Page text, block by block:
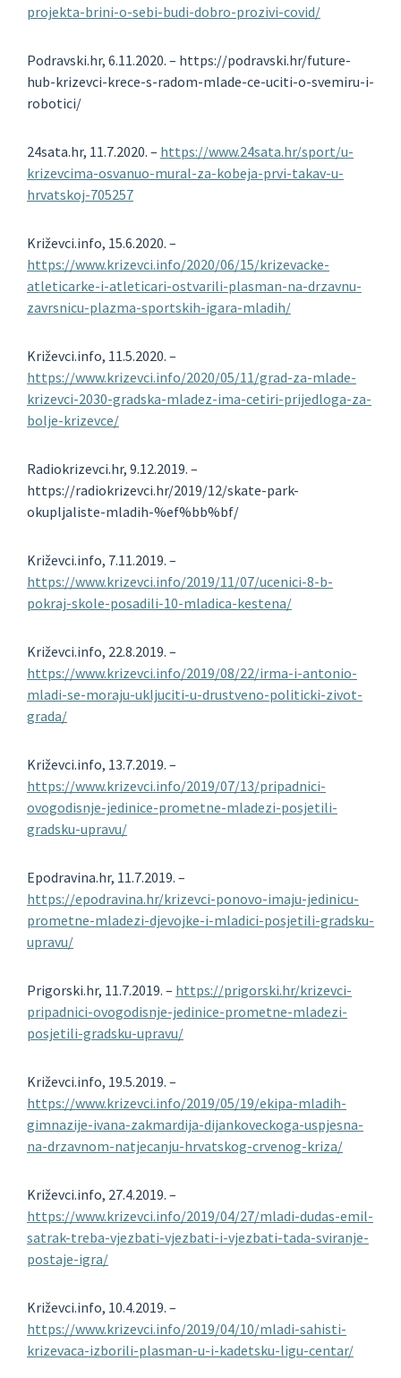
projekta-brini-o-sebi-budi-dobro-prozivi-covid/
Podravski.hr, 6.11.2020. – https://podravski.hr/future-
hub-krizevci-krece-s-radom-mlade-ce-uciti-o-svemiru-i-
robotici/
24sata.hr, 11.7.2020. – https://www.24sata.hr/sport/u-
krizevcima-osvanuo-mural-za-kobeja-prvi-takav-u-
hrvatskoj-705257
Križevci.info, 15.6.2020. –
https://www.krizevci.info/2020/06/15/krizevacke-
atleticarke-i-atleticari-ostvarili-plasman-na-drzavnu-
zavrsnicu-plazma-sportskih-igara-mladih/
Križevci.info, 11.5.2020. –
https://www.krizevci.info/2020/05/11/grad-za-mlade-
krizevci-2030-gradska-mladez-ima-cetiri-prijedloga-za-
bolje-krizevce/
Radiokrizevci.hr, 9.12.2019. –
https://radiokrizevci.hr/2019/12/skate-park-
okupljaliste-mladih-%ef%bb%bf/
Križevci.info, 7.11.2019. –
https://www.krizevci.info/2019/11/07/ucenici-8-b-
pokraj-skole-posadili-10-mladica-kestena/
Križevci.info, 22.8.2019. –
https://www.krizevci.info/2019/08/22/irma-i-antonio-
mladi-se-moraju-ukljuciti-u-drustveno-politicki-zivot-
grada/
Križevci.info, 13.7.2019. –
https://www.krizevci.info/2019/07/13/pripadnici-
ovogodisnje-jedinice-prometne-mladezi-posjetili-
gradsku-upravu/
Epodravina.hr, 11.7.2019. –
https://epodravina.hr/krizevci-ponovo-imaju-jedinicu-
prometne-mladezi-djevojke-i-mladici-posjetili-gradsku-
upravu/
Prigorski.hr, 11.7.2019. – https://prigorski.hr/krizevci-
pripadnici-ovogodisnje-jedinice-prometne-mladezi-
posjetili-gradsku-upravu/
Križevci.info, 19.5.2019. –
https://www.krizevci.info/2019/05/19/ekipa-mladih-
gimnazije-ivana-zakmardija-dijankoveckoga-uspjesna-
na-drzavnom-natjecanju-hrvatskog-crvenog-kriza/
Križevci.info, 27.4.2019. –
https://www.krizevci.info/2019/04/27/mladi-dudas-emil-
satrak-treba-vjezbati-vjezbati-i-vjezbati-tada-sviranje-
postaje-igra/
Križevci.info, 10.4.2019. –
https://www.krizevci.info/2019/04/10/mladi-sahisti-
krizevaca-izborili-plasman-u-i-kadetsku-ligu-centar/